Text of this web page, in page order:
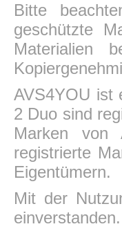
Bitte
geschützte
Materialien
AVS4YOU ist
2 Duo sind
Marken von
registrierte
Eigentümern.
Mit der
einverstanden.